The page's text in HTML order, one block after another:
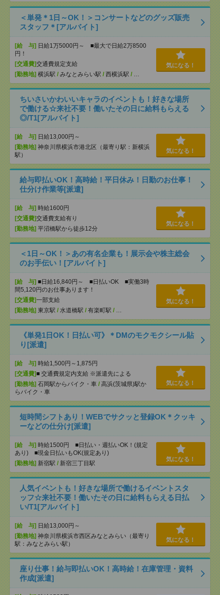
＜単発＊1日～OK！＞コンサートなどのグッズ販売
スタッフ＊[アルバイト]
[給 与] 日給1万5000円～ ■最大で日給2万8500
円！
[交通費]交通費規定支給
[勤務地] 横浜駅 / みなとみらい駅 / 西横浜駅 / …
気になる！
ちいさいかわいいキャラのイベントも！好きな場所
で働ける☆来社不要！働いたその日に給料もらえる
◎/T1[アルバイト]
[給 与] 日給13,000円～
[勤務地] 神奈川県横浜市港北区（最寄り駅：新横浜
駅）
気になる！
給与即払いOK！高時給！平日休み！日勤のお仕事！
仕分け作業等[派遣]
[給 与] 時給1600円
[交通費]交通費支給有り
[勤務地] 平沼橋駅から徒歩12分
気になる！
＜1日～OK！＞あの有名企業も！展示会や株主総会
のお手伝い！[アルバイト]
[給 与] ■日給16,840円～ ■日払いOK ■実働3時
間5,120円のお仕事あります！
[交通費]一部支給
[勤務地] 東京駅 / 水道橋駅 / 有楽町駅 / …
気になる！
《単発1日OK！日払い可》＊DMのモクモクシール貼
り[派遣]
[給 与] 時給1,500円～1,875円
[交通費]■ 交通費規定内支給 ※派遣先による
[勤務地] 石岡駅からバイク・車 / 高浜(茨城県)駅か
らバイク・車
気になる！
短時間シフトあり！WEBでサクッと登録OK＊クッキ
ーなどの仕分け[派遣]
[給 与] 時給1500円 ■日払い・週払いOK！(規定
あり) ■現金日払いもOK(規定あり)
[勤務地] 新宿駅 / 新宿三丁目駅
気になる！
人気イベントも！好きな場所で働けるイベントスタ
ッフ☆来社不要！働いたその日に給料もらえる日払
い/T1[アルバイト]
[給 与] 日給13,000円～
[勤務地] 神奈川県横浜市西区みなとみらい（最寄り
駅：みなとみらい駅）
気になる！
座り仕事！給与即払いOK！高時給！在庫管理・資料
作成[派遣]